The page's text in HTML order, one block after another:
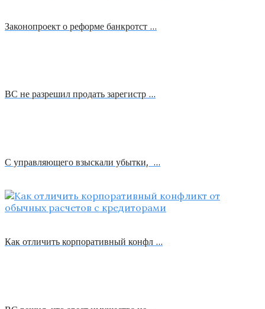
Законопроект о реформе банкротст …
ВС не разрешил продать зарегистр …
С управляющего взыскали убытки, …
Как отличить корпоративный конфл …